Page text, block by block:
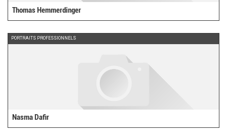
Thomas Hemmerdinger
PORTRAITS PROFESSIONNELS
Nasma Dafir